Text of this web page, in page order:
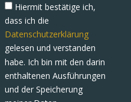
Hiermit bestätige ich,
dass ich die
Datenschutzerklärung
gelesen und verstanden
habe. Ich bin mit den darin
enthaltenen Ausführungen
und der Speicherung